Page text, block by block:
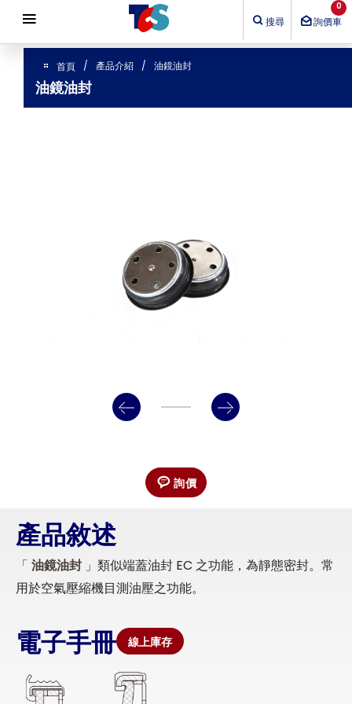
搜尋
0
詢價車
首頁 產品介紹 油鏡油封
油鏡油封
詢價
產品敘述
「 油鏡油封 」類似端蓋油封 EC 之功能，為靜態密封。常
用於空氣壓縮機目測油壓之功能。
電子手冊 線上庫存